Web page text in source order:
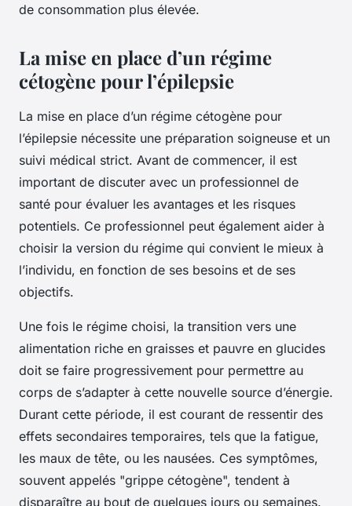
de consommation plus élevée.
La mise en place d’un régime
cétogène pour l’épilepsie
La mise en place d’un régime cétogène pour
l’épilepsie nécessite une préparation soigneuse et un
suivi médical strict. Avant de commencer, il est
important de discuter avec un professionnel de
santé pour évaluer les avantages et les risques
potentiels. Ce professionnel peut également aider à
choisir la version du régime qui convient le mieux à
l’individu, en fonction de ses besoins et de ses
objectifs.
Une fois le régime choisi, la transition vers une
alimentation riche en graisses et pauvre en glucides
doit se faire progressivement pour permettre au
corps de s’adapter à cette nouvelle source d’énergie.
Durant cette période, il est courant de ressentir des
effets secondaires temporaires, tels que la fatigue,
les maux de tête, ou les nausées. Ces symptômes,
souvent appelés "grippe cétogène", tendent à
disparaître au bout de quelques jours ou semaines.